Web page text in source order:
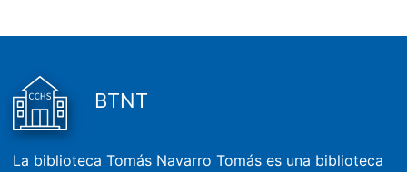
BTNT
La biblioteca Tomás Navarro Tomás es una biblioteca